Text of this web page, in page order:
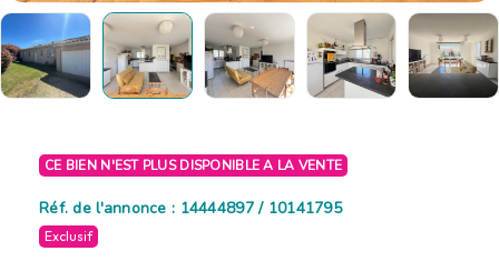
CE BIEN N'EST PLUS DISPONIBLE A LA VENTE
Réf. de l'annonce : 14444897 / 10141795
Exclusif